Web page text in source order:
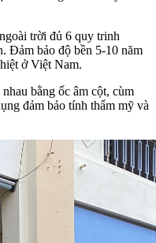
trời đủ 6 quy trinh
Đảm bảo độ bền 5-10 năm
ở Việt Nam.
bằng ốc âm cột, cùm
đảm bảo tính thẩm mỹ và